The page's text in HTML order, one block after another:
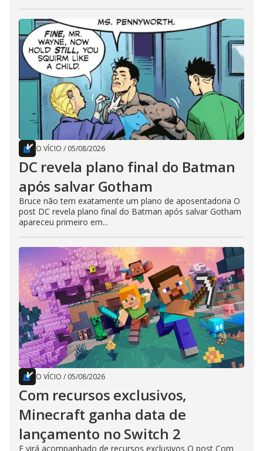
O VÍCIO / 05/08/2026
DC revela plano final do Batman
após salvar Gotham
Bruce não tem exatamente um plano de aposentadoria O
post DC revela plano final do Batman após salvar Gotham
apareceu primeiro em...
O VÍCIO / 05/08/2026
Com recursos exclusivos,
Minecraft ganha data de
lançamento no Switch 2
E virá acompanhado de recursos exclusivos O post Com